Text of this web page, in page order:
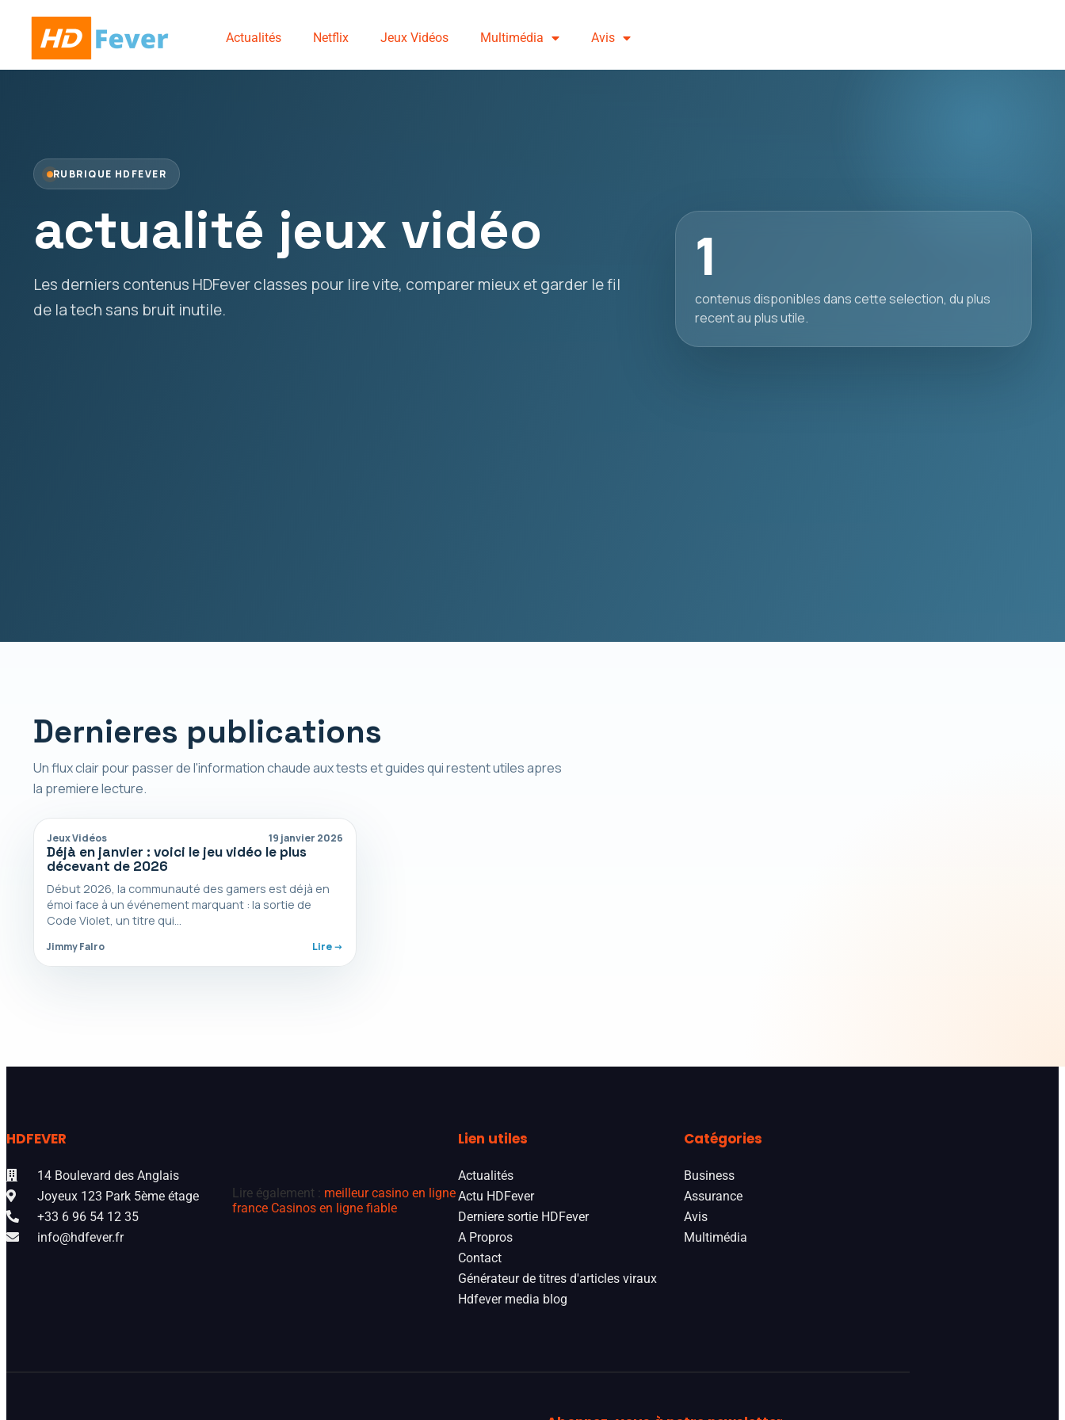
Actualités Netflix Jeux Vidéos Multimédia Avis
RUBRIQUE HDFEVER
actualité jeux vidéo
Les derniers contenus HDFever classes pour lire vite, comparer mieux et garder le fil
de la tech sans bruit inutile.
1
contenus disponibles dans cette selection, du plus
recent au plus utile.
Dernieres publications
Un flux clair pour passer de l'information chaude aux tests et guides qui restent utiles apres
la premiere lecture.
Jeux Vidéos 19 janvier 2026
Déjà en janvier : voici le jeu vidéo le plus
décevant de 2026
Début 2026, la communauté des gamers est déjà en
émoi face à un événement marquant : la sortie de
Code Violet, un titre qui…
Jimmy Falro Lire ->
HDFEVER
14 Boulevard des Anglais
Joyeux 123 Park 5ème étage
+33 6 96 54 12 35
info@hdfever.fr
Lire également : meilleur casino en ligne
france Casinos en ligne fiable
Lien utiles
Actualités
Actu HDFever
Derniere sortie HDFever
A Propros
Contact
Générateur de titres d'articles viraux
Hdfever media blog
Catégories
Business
Assurance
Avis
Multimédia